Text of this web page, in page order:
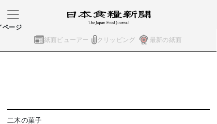
紙面ビューアー クリッピング 最新の紙面
ページ
二木の菓子